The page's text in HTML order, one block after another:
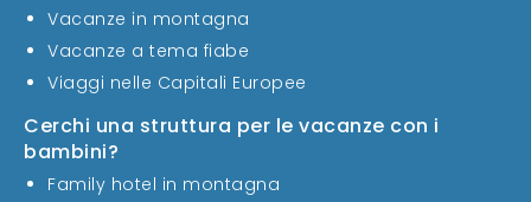
Vacanze in montagna
Vacanze a tema fiabe
Viaggi nelle Capitali Europee
Cerchi una struttura per le vacanze con i
bambini?
Family hotel in montagna